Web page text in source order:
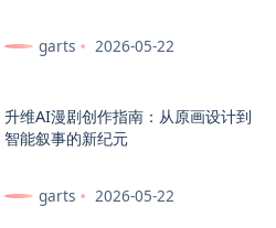
garts 2026-05-22
升维AI漫剧创作指南：从原画设计到
智能叙事的新纪元
garts 2026-05-22